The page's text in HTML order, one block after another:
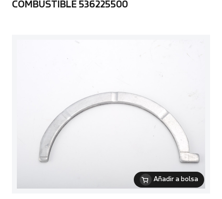
COMBUSTIBLE 536225500
Añadir a bolsa